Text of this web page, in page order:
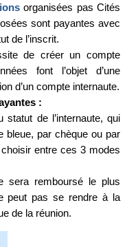
organisées pas Cités
sont payantes avec
de l’inscrit.
de créer un compte
font l’objet d’une
d’un compte internaute.
:
de l’internaute, qui
bleue, par chèque ou par
choisir entre ces 3 modes
sera remboursé le plus
peut pas se rendre à la
de la réunion.